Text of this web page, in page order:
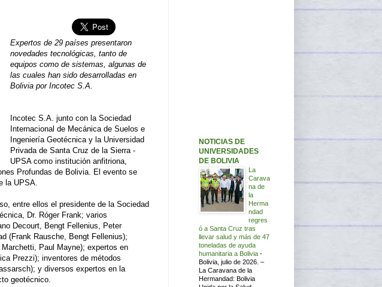
Expertos de 29 países presentaron
novedades tecnológicas, tanto de
equipos como de sistemas, algunas de
las cuales han sido desarrolladas en
Bolivia por Incotec S.A.
Incotec S.A. junto con la Sociedad
Internacional de Mecánica de Suelos e
Ingeniería Geotécnica y la Universidad
Privada de Santa Cruz de la Sierra -
UPSA como institución anfitriona,
Profundas de Bolivia. El evento se
la UPSA.
entre ellos el presidente de la Sociedad
Dr. Róger Frank; varios
Decourt, Bengt Fellenius, Peter
(Frank Rausche, Bengt Fellenius);
Paul Mayne); expertos en
Prezzi); inventores de métodos
y diversos expertos en la
geotécnico.
NOTICIAS DE
UNIVERSIDADES
DE BOLIVIA
La
Carava
na de
la
Herma
ndad
regres
ó a Santa Cruz tras
llevar salud y más de 47
toneladas de ayuda
humanitaria a Bolivia -
Bolivia, julio de 2026. –
La Caravana de la
Hermandad: Bolivia